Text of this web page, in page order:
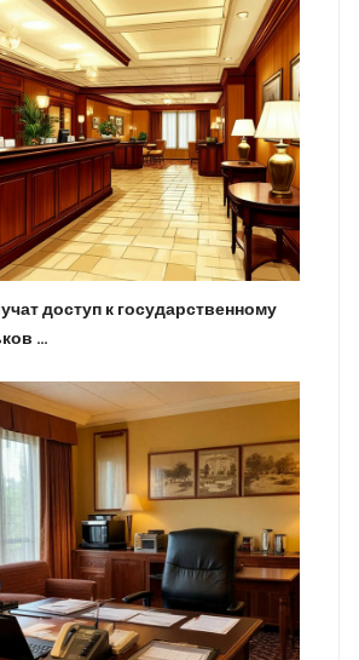
доступ к государственному
…